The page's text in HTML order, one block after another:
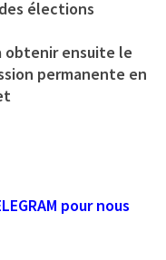
élections
obtenir ensuite le
permanente en
pour nous